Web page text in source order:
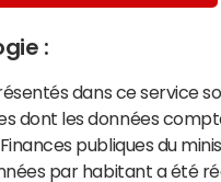
:
dans ce service
dont les données
publiques du
par habitant a été